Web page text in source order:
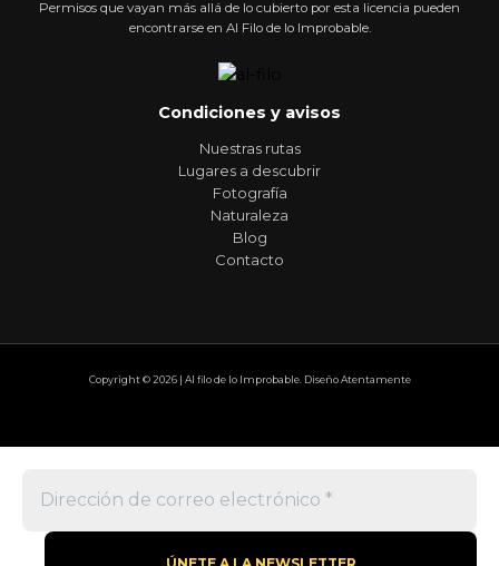
Permisos que vayan más allá de lo cubierto por esta licencia pueden
encontrarse en Al Filo de lo Improbable.
Condiciones y avisos
Nuestras rutas
Lugares a descubrir
Fotografía
Naturaleza
Blog
Contacto
Copyright © 2026 | Al filo de lo Improbable. Diseño Atentamente